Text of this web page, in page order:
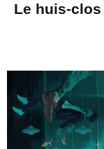
Le huis-